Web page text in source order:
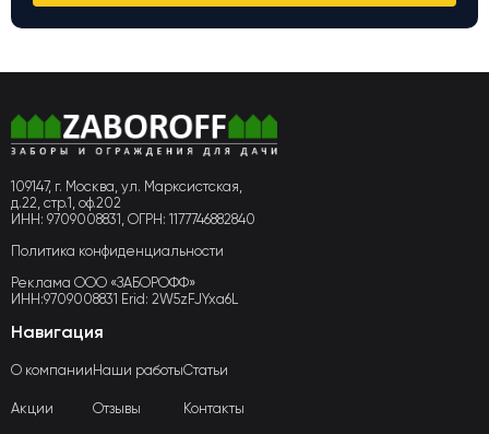
109147, г. Москва, ул. Марксистская,
д.22, стр.1, оф.202
ИНН: 9709008831, ОГРН: 1177746882840
Политика конфиденциальности
Реклама ООО «ЗАБОРОФФ»
ИНН:9709008831 Erid: 2W5zFJYxa6L
Навигация
О компании
Акции
Наши работы
Отзывы
Статьи
Контакты